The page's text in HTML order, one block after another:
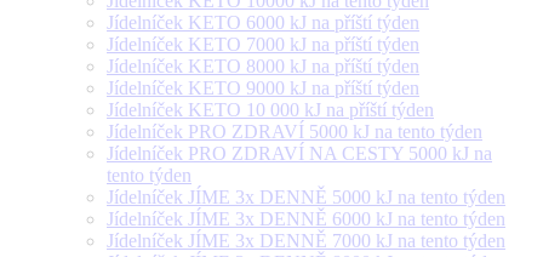
Jídelníček KETO 6000 kJ na příští týden
Jídelníček KETO 7000 kJ na příští týden
Jídelníček KETO 8000 kJ na příští týden
Jídelníček KETO 9000 kJ na příští týden
Jídelníček KETO 10 000 kJ na příští týden
Jídelníček PRO ZDRAVÍ 5000 kJ na tento týden
Jídelníček PRO ZDRAVÍ NA CESTY 5000 kJ na
tento týden
Jídelníček JÍME 3x DENNĚ 5000 kJ na tento týden
Jídelníček JÍME 3x DENNĚ 6000 kJ na tento týden
Jídelníček JÍME 3x DENNĚ 7000 kJ na tento týden